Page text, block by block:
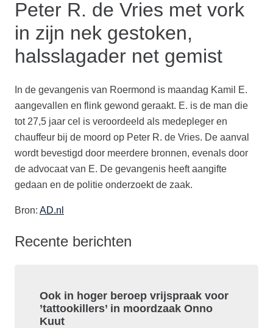
Peter R. de Vries met vork
in zijn nek gestoken,
halsslagader net gemist
In de gevangenis van Roermond is maandag Kamil E.
aangevallen en flink gewond geraakt. E. is de man die
tot 27,5 jaar cel is veroordeeld als medepleger en
chauffeur bij de moord op Peter R. de Vries. De aanval
wordt bevestigd door meerdere bronnen, evenals door
de advocaat van E. De gevangenis heeft aangifte
gedaan en de politie onderzoekt de zaak.
Bron: AD.nl
Recente berichten
Ook in hoger beroep vrijspraak voor
’tattookillers’ in moordzaak Onno
Kuut